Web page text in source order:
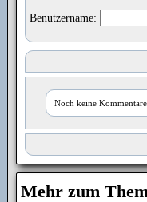
Benutzername:
Noch keine
Mehr zum